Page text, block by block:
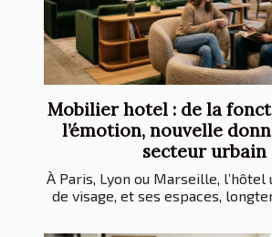
Mobilier hotel : de la
l’émotion, nouvelle
secteur urbain
À Paris, Lyon ou Marseille, l’hôtel
de visage, et ses espaces,